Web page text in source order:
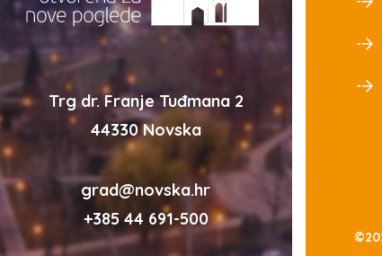
Trg dr. Franje Tuđmana 2
44330 Novska
grad@novska.hr
+385 44 691-500